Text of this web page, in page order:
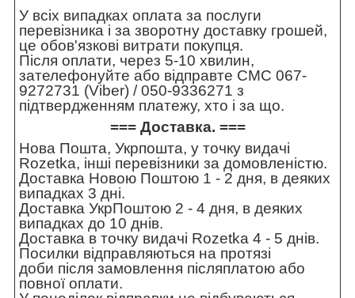
У всіх випадках оплата за послуги
перевізника і за зворотну доставку грошей,
це обов'язкові витрати покупця.
Після оплати, через 5-10 хвилин,
зателефонуйте або відправте СМС 067-
9272731 (Viber) / 050-9336271 з
підтвердженням платежу, хто і за що.
=== Доставка. ===
Нова Пошта, Укрпошта, у точку видачі
Rozetka, інші перевізники за домовленістю.
Доставка Новою Поштою 1 - 2 дня, в деяких
випадках 3 дні.
Доставка УкрПоштою 2 - 4 дня, в деяких
випадках до 10 днів.
Доставка в точку видачі Rozetka 4 - 5 днів.
Посилки відправляються на протязі
доби після замовлення післяплатою або
повної оплати.